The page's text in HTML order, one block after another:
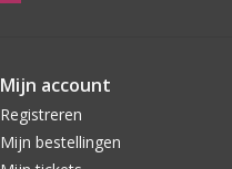
Mijn account
Registreren
Mijn bestellingen